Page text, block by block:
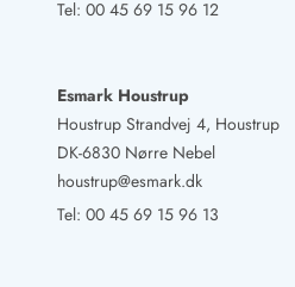
Tel: 00 45 69 15 96 12
Esmark Houstrup
Houstrup Strandvej 4, Houstrup
DK-6830 Nørre Nebel
houstrup@esmark.dk
Tel: 00 45 69 15 96 13